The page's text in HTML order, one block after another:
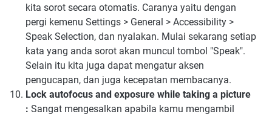
kita sorot secara otomatis. Caranya yaitu dengan
pergi kemenu Settings > General > Accessibility >
Speak Selection, dan nyalakan. Mulai sekarang setiap
kata yang anda sorot akan muncul tombol "Speak".
Selain itu kita juga dapat mengatur aksen
pengucapan, dan juga kecepatan membacanya.
Lock autofocus and exposure while taking a picture
: Sangat mengesalkan apabila kamu mengambil